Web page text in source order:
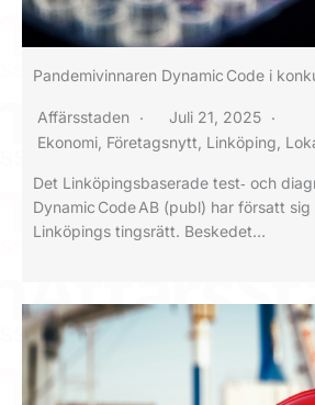
Pandemivinnaren Dynamic Code i
Affärsstaden
Juli 21, 2025
Ekonomi Företagsnytt Linköping
Det Linköpingsbaserade test‑ och
Dynamic Code AB (publ) har försatt
Linköpings tingsrätt. Beskedet…